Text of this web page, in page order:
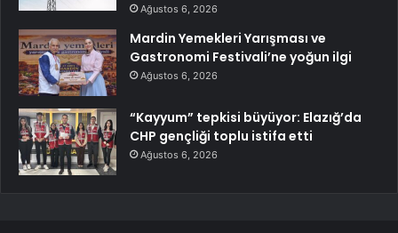
Ağustos 6, 2026
Mardin Yemekleri Yarışması ve
Gastronomi Festivali’ne yoğun ilgi
Ağustos 6, 2026
“Kayyum” tepkisi büyüyor: Elazığ’da
CHP gençliği toplu istifa etti
Ağustos 6, 2026